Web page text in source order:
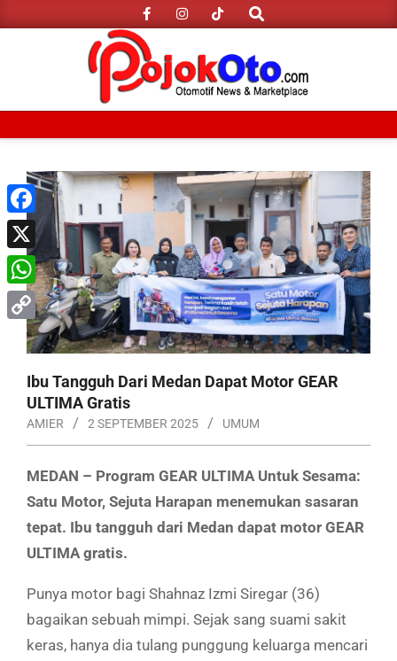
to
Search
Navigation
Menu
Ibu Tangguh Dari Medan Dapat Motor GEAR
ULTIMA Gratis
AMIER 2 SEPTEMBER 2025 UMUM
MEDAN – Program GEAR ULTIMA Untuk Sesama:
Satu Motor, Sejuta Harapan menemukan sasaran
tepat. Ibu tangguh dari Medan dapat motor GEAR
ULTIMA gratis.
Punya motor bagi Shahnaz Izmi Siregar (36)
bagaikan sebuah mimpi. Sejak sang suami sakit
keras, hanya dia tulang punggung keluarga mencari
Facebook
X
WhatsApp
Copy